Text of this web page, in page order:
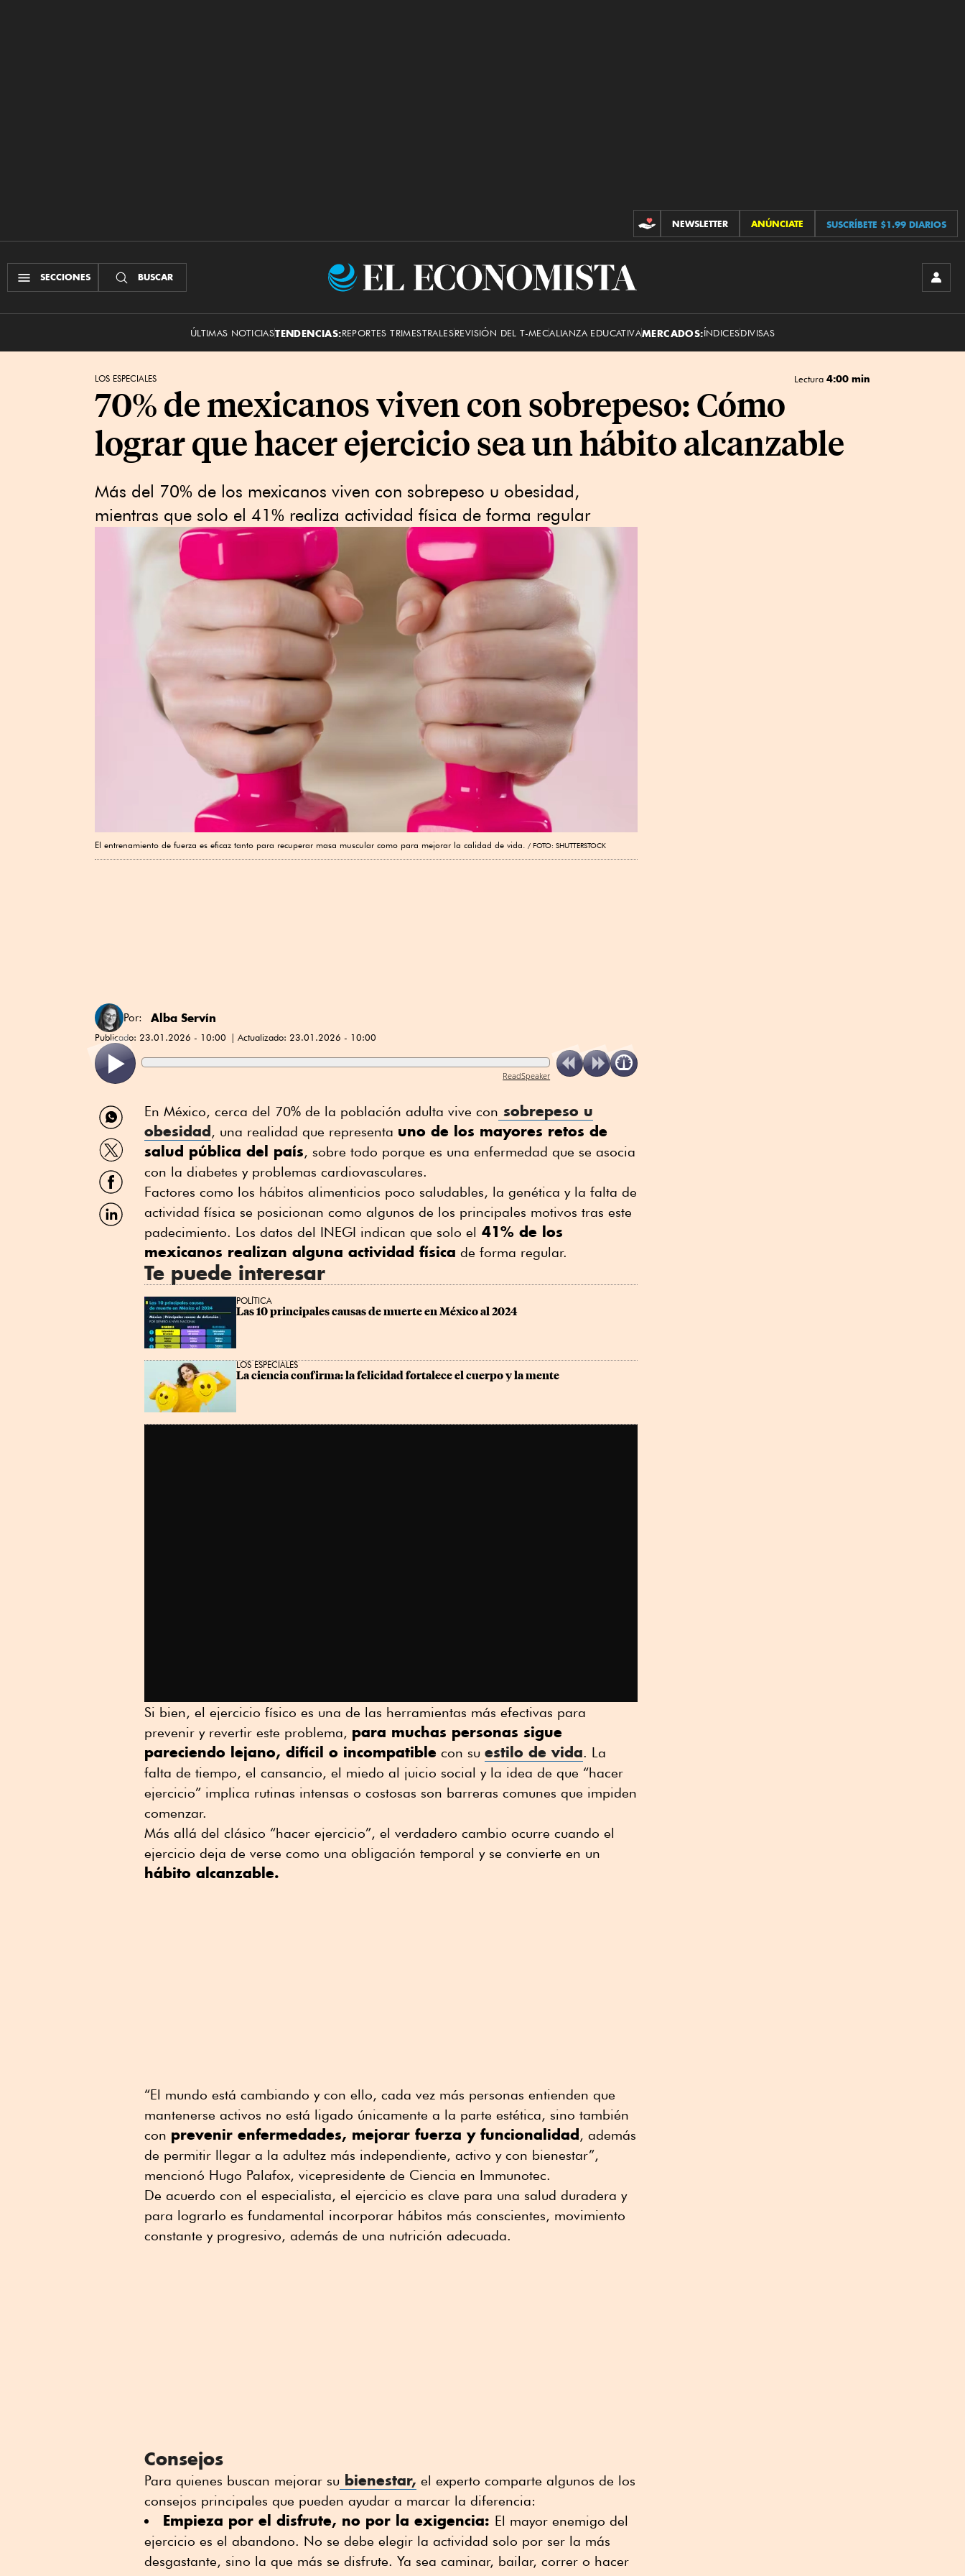
CONTRIBUCIONES
NEWSLETTER ANÚNCIATE SUSCRÍBETE $1.99 DIARIOS
SECCIONES BUSCAR
El
ÚLTIMAS NOTICIASTENDENCIAS:REPORTES TRIMESTRALESREVISIÓN DEL T-MECALIANZA EDUCATIVAMERCADOS:ÍNDICESDIVISAS
LOS ESPECIALES Lectura 4:00 min
70% de mexicanos viven con sobrepeso: Cómo
lograr que hacer ejercicio sea un hábito alcanzable
Más del 70% de los mexicanos viven con sobrepeso u obesidad,
mientras que solo el 41% realiza actividad física de forma regular
El entrenamiento de fuerza es eficaz tanto para recuperar masa muscular como para mejorar la calidad de vida. FOTO: SHUTTERSTOCK
Por: Alba Servín
Publicado: 23.01.2026 - 10:00 Actualizado: 23.01.2026 - 10:00
ReadSpeaker
Compartir
por
WhatsApp
Compartir
por
Twitter
Compartir
por
Facebook
Compartir
por
En México, cerca del 70% de la población adulta vive con sobrepeso u
obesidad, una realidad que representa uno de los mayores retos de
salud pública del país, sobre todo porque es una enfermedad que se asocia
con la diabetes y problemas cardiovasculares.
Factores como los hábitos alimenticios poco saludables, la genética y la falta de
actividad física se posicionan como algunos de los principales motivos tras este
padecimiento. Los datos del INEGI indican que solo el 41% de los
mexicanos realizan alguna actividad física de forma regular.
Te puede interesar
POLÍTICA
Las 10 principales causas de muerte en México al 2024
LOS ESPECIALES
La ciencia confirma: la felicidad fortalece el cuerpo y la mente
Si bien, el ejercicio físico es una de las herramientas más efectivas para
prevenir y revertir este problema, para muchas personas sigue
pareciendo lejano, difícil o incompatible con su estilo de vida. La
falta de tiempo, el cansancio, el miedo al juicio social y la idea de que “hacer
ejercicio” implica rutinas intensas o costosas son barreras comunes que impiden
comenzar.
Más allá del clásico “hacer ejercicio”, el verdadero cambio ocurre cuando el
ejercicio deja de verse como una obligación temporal y se convierte en un
hábito alcanzable.
“El mundo está cambiando y con ello, cada vez más personas entienden que
mantenerse activos no está ligado únicamente a la parte estética, sino también
con prevenir enfermedades, mejorar fuerza y funcionalidad , además
de permitir llegar a la adultez más independiente, activo y con bienestar”,
mencionó Hugo Palafox, vicepresidente de Ciencia en Immunotec.
De acuerdo con el especialista, el ejercicio es clave para una salud duradera y
para lograrlo es fundamental incorporar hábitos más conscientes, movimiento
constante y progresivo, además de una nutrición adecuada.
Consejos
Para quienes buscan mejorar su bienestar, el experto comparte algunos de los
consejos principales que pueden ayudar a marcar la diferencia:
Empieza por el disfrute, no por la exigencia: El mayor enemigo del
ejercicio es el abandono. No se debe elegir la actividad solo por ser la más
desgastante, sino la que más se disfrute. Ya sea caminar, bailar, correr o hacer